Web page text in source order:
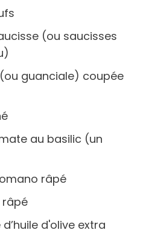
(ou saucisses
guanciale) coupée
au basilic (un
râpé
râpé
d'olive extra